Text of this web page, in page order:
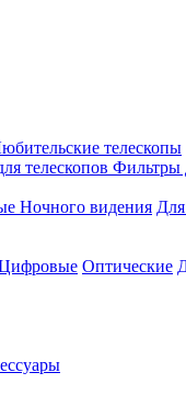
телескопы
телескопов Фильтры
Ночного видения
Оптические